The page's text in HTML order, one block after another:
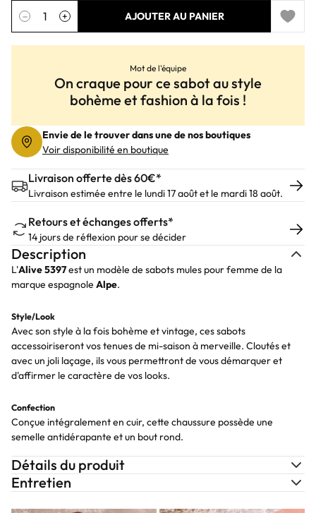
Quantité
− + AJOUTER AU PANIER
Add to
Envie de le trouver dans une de nos boutiques
Voir disponibilité en boutique
Livraison offerte dès 60€*
Livraison estimée entre le lundi 17 août et le mardi 18 août.
Retours et échanges offerts*
14 jours de réflexion pour se décider
Mot de l'équipe
On craque pour ce sabot au style
bohème et fashion à la fois !
Description
L'Alive 5397est un modèle de sabots mules pour femme de la
marque espagnole Alpe.
Style/Look
Avec son style à la fois bohème et vintage, ces sabots
accessoiriseront vos tenues de mi-saison à merveille. Cloutés et
avec un joli laçage, ils vous permettront de vous démarquer et
d'affirmer le caractère de vos looks.
Confection
Conçue intégralement en cuir, cette chaussure possède une
semelle antidérapante et un bout rond.
Détails du produit
Entretien